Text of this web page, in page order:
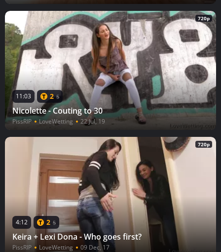
720p
11:03 2 5
Nicolette - Couting to 30
PissRIP LoveWetting 22 Jul, 19
720p
4:12 2 5
Keira + Lexi Dona - Who goes first?
PissRIP LoveWetting 09 Dec, 17